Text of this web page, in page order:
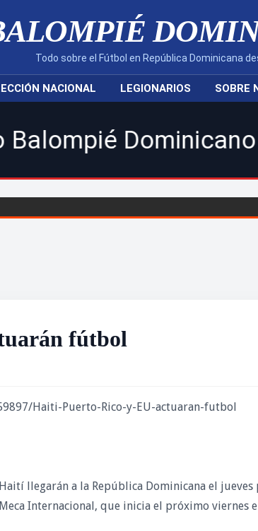
Todo sobre el Fútbol en República Dominicana
NACIONAL LEGIONARIOS SOBRE
| Sigue
fútbol
Haiti-Puerto-Rico-y-EU-actuaran-futbol
llegarán a la República Dominicana el jueves
Internacional, que inicia el próximo viernes